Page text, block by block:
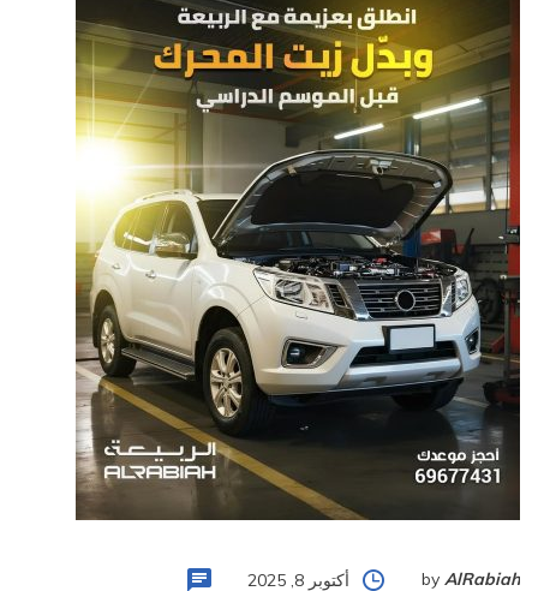
by AlRabiah أكتوبر 8, 2025